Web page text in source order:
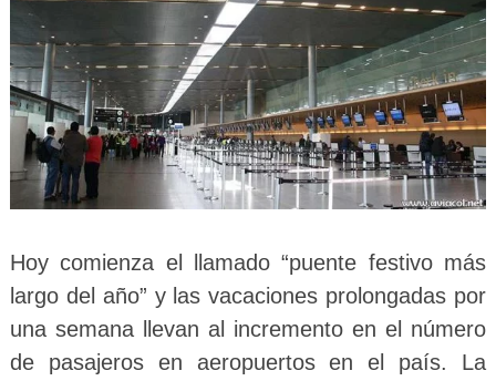
Hoy comienza el llamado “puente festivo más
largo del año” y las vacaciones prolongadas por
una semana llevan al incremento en el número
de pasajeros en aeropuertos en el país. La